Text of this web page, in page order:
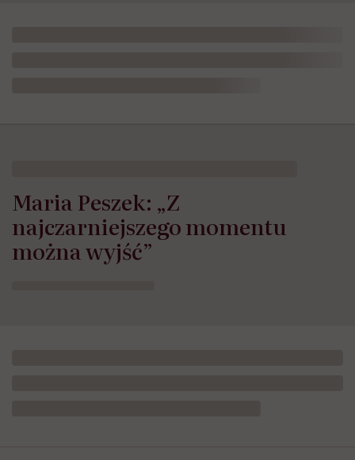
Maria Peszek: „Z
najczarniejszego momentu
można wyjść”